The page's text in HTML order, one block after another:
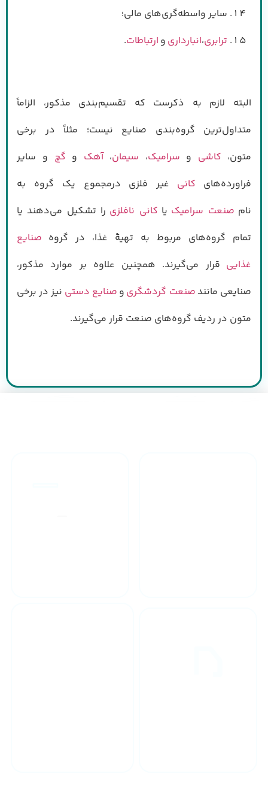
سایر واسطه‌گری‌های مالی؛
ترابری،انبارداری و ارتباطات.
البته لازم به ذکرست که تقسیم‌بندی مذکور، الزاماً
متداول‌ترین گروه‌بندی صنایع نیست؛ مثلاً در برخی
متون، کاشی و سرامیک، سیمان،آهک و گچ و سایر
فراورده‌های کانی غیر فلزی درمجموع یک گروه به
نام صنعت سرامیک یا کانی نافلزی را تشکیل می‌دهند یا
تمام گروه‌های مربوط به تهیهٔ غذا، در گروه صنایع
غذایی قرار می‌گیرند. همچنین علاوه بر موارد مذکور،
صنایعی مانند صنعت گردشگری و صنایع دستی نیز در برخی
متون در ردیف گروه‌های صنعت قرار می‌گیرند.